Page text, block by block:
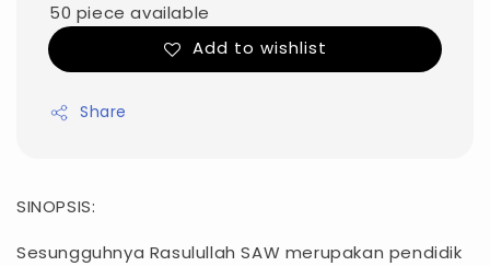
50 piece available
Add to wishlist
Share
SINOPSIS:
Sesungguhnya Rasulullah SAW merupakan pendidik